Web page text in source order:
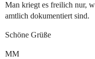
Man kriegt es freilich nur,
amtlich dokumentiert sind.
Schöne Grüße
MM